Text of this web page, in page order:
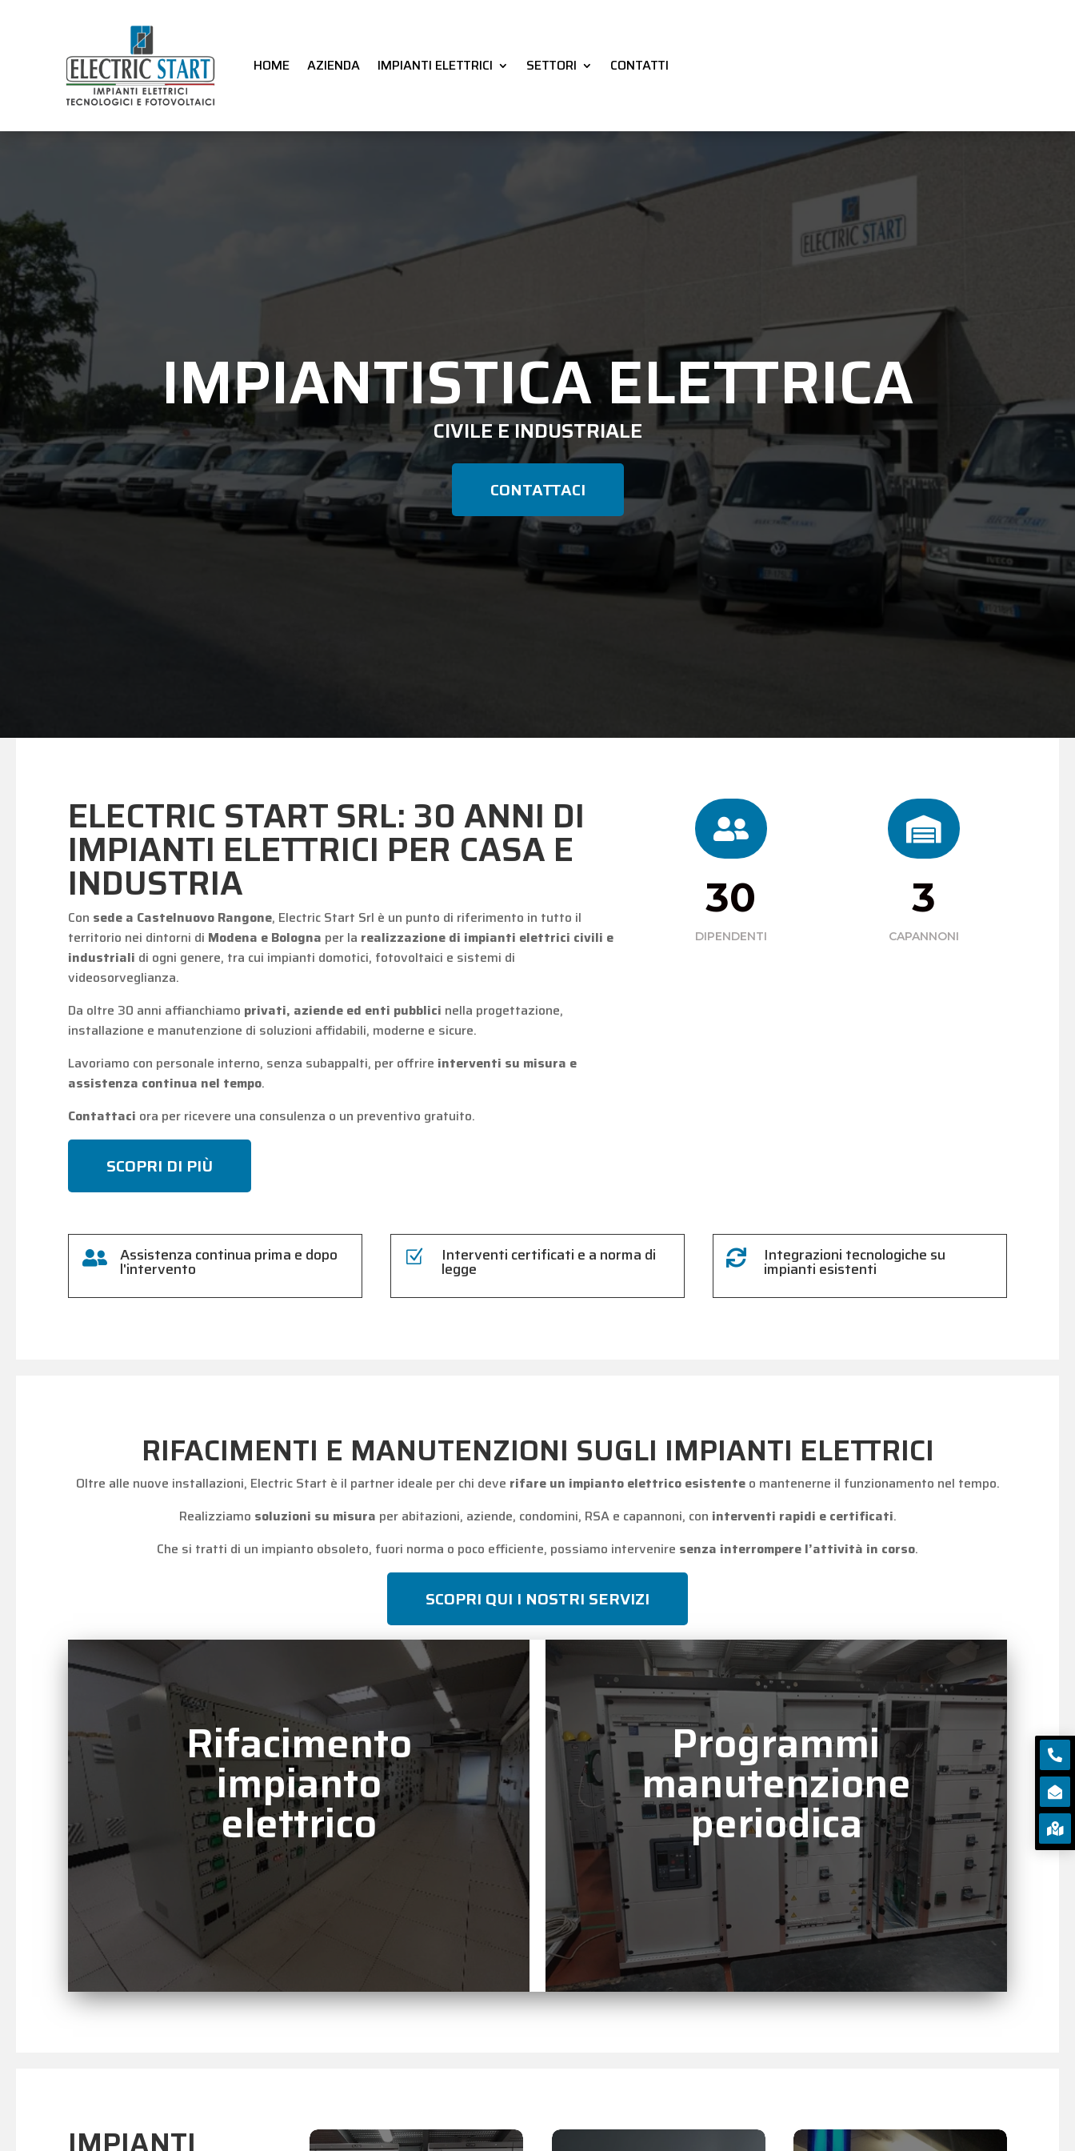
HOME AZIENDA IMPIANTI ELETTRICI SETTORI CONTATTI
IMPIANTISTICA ELETTRICA
CIVILE E INDUSTRIALE
CONTATTACI
ELECTRIC START SRL: 30 ANNI DI
IMPIANTI ELETTRICI PER CASA E
INDUSTRIA
Con sede a Castelnuovo Rangone, Electric Start Srl è un punto di riferimento in tutto il
territorio nei dintorni di Modena e Bologna per la realizzazione di impianti elettrici civili e
industriali di ogni genere, tra cui impianti domotici, fotovoltaici e sistemi di
videosorveglianza.
Da oltre 30 anni affianchiamo privati, aziende ed enti pubblici nella progettazione,
installazione e manutenzione di soluzioni affidabili, moderne e sicure.
Lavoriamo con personale interno, senza subappalti, per offrire interventi su misura e
assistenza continua nel tempo.
Contattaci ora per ricevere una consulenza o un preventivo gratuito.
SCOPRI DI PIÙ

30
DIPENDENTI

3
CAPANNONI
 Assistenza continua prima e dopo
l'intervento
Z Interventi certificati e a norma di
legge
 Integrazioni tecnologiche su
impianti esistenti
RIFACIMENTI E MANUTENZIONI SUGLI IMPIANTI ELETTRICI
Oltre alle nuove installazioni, Electric Start è il partner ideale per chi deve rifare un impianto elettrico esistente o mantenerne il funzionamento nel tempo.
Realizziamo soluzioni su misura per abitazioni, aziende, condomini, RSA e capannoni, con interventi rapidi e certificati.
Che si tratti di un impianto obsoleto, fuori norma o poco efficiente, possiamo intervenire senza interrompere l’attività in corso.
SCOPRI QUI I NOSTRI SERVIZI
Rifacimento
impianto
elettrico
Rinnoviamo impianti datati o danneggiati per
adeguarli alle norme CEI e migliorarne efficienza e
sicurezza, anche nel caso di strutture attive.
Programmi
manutenzione
periodica
Offriamo contratti di manutenzione ordinaria o
straordinaria, con verifiche strumentali, controlli sulla
messa a terra e assistenza tecnica continua.


